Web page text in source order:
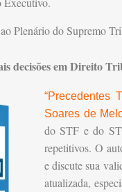
Plenário do Supremo
decisões em Direito
“Precedentes
Soares de
do STF e do
repetitivos. O
e discute sua
atualizada,